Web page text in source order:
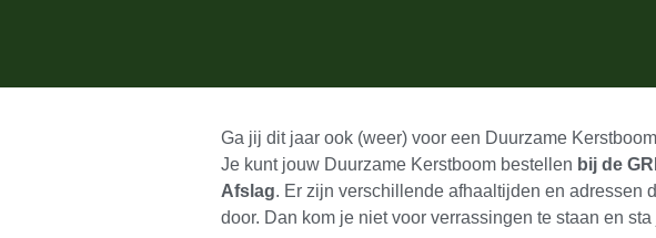
Ga jij dit jaar ook (weer) voor een Duurzame
Je kunt jouw Duurzame Kerstboom bestellen bij de
Afslag. Er zijn verschillende afhaaltijden en adressen
door. Dan kom je niet voor verrassingen te staan en